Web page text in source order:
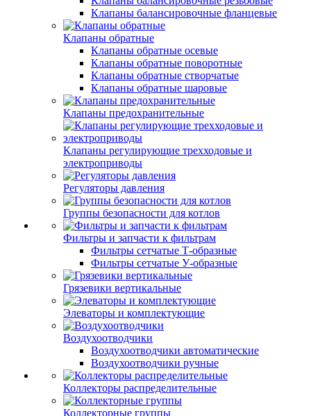
Клапаны балансировочные фланцевые
Клапаны обратные
Клапаны обратные осевые
Клапаны обратные поворотные
Клапаны обратные створчатые
Клапаны обратные шаровые
Клапаны предохранительные
Клапаны регулирующие трехходовые и
электроприводы
Регуляторы давления
Группы безопасности для котлов
Фильтры и запчасти к фильтрам
Фильтры сетчатые Т-образные
Фильтры сетчатые У-образные
Грязевики вертикальные
Элеваторы и комплектующие
Воздухоотводчики
Воздухоотводчики автоматические
Воздухоотводчики ручные
Коллекторы распределительные
Коллекторные группы